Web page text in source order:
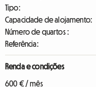
Tipo:
Capacidade de alojamento:
Número de quartos :
Referência:
Renda e condições
600 € / mês